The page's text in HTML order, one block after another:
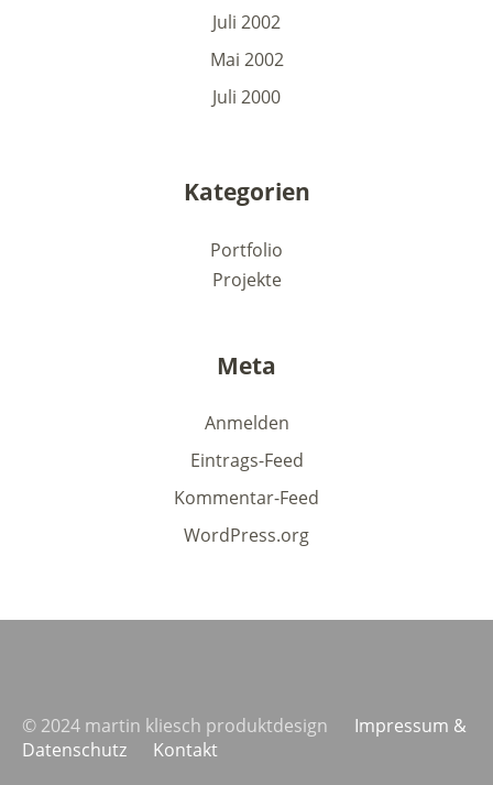
Juli 2002
Mai 2002
Juli 2000
Kategorien
Portfolio
Projekte
Meta
Anmelden
Eintrags-Feed
Kommentar-Feed
WordPress.org
© 2024 martin kliesch produktdesign Impressum &
Datenschutz
Kontakt